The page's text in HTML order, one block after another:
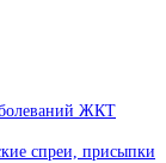
ЖКТ
спреи, присыпки